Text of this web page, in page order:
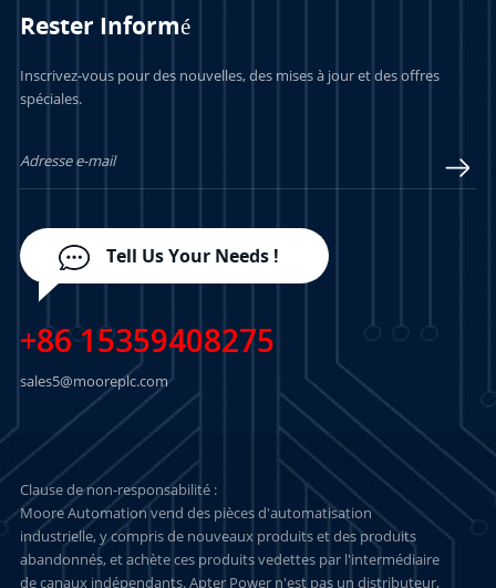
Rester Informé
Inscrivez-vous pour des nouvelles, des mises à jour et des offres
spéciales.
Tell Us Your Needs !
+86 15359408275
sales5@mooreplc.com
Clause de non-responsabilité :
Moore Automation vend des pièces d'automatisation
industrielle, y compris de nouveaux produits et des produits
abandonnés, et achète ces produits vedettes par l'intermédiaire
de canaux indépendants. Apter Power n'est pas un distributeur,